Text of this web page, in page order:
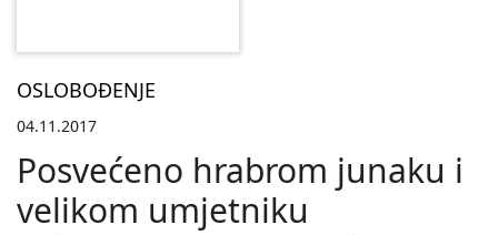
OSLOBOĐENJE
04.11.2017
Posvećeno hrabrom junaku i
velikom umjetniku